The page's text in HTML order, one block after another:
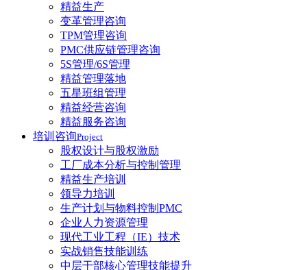
精益生产
变革管理咨询
TPM管理咨询
PMC供应链管理咨询
5S管理/6S管理
精益管理落地
五星班组管理
精益经营咨询
精益服务咨询
培训咨询Project
股权设计与股权激励
工厂成本分析与控制管理
精益生产培训
领导力培训
生产计划与物料控制PMC
企业人力资源管理
现代工业工程（IE）技术
实战销售技能训练
中层干部核心管理技能提升